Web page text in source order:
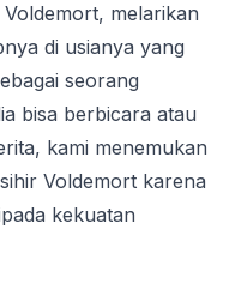
melarikan
di usianya yang
seorang
bisa berbicara atau
kami menemukan
Voldemort karena
kekuatan